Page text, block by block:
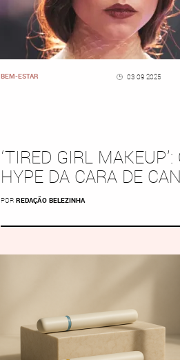
BEM-ESTAR 03 09 2025
‘TIRED GIRL MAKEUP’:
HYPE DA CARA DE
POR REDAÇÃO BELEZINHA